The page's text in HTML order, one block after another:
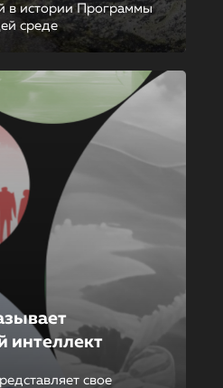
в истории Программы
среде
интеллект
свое